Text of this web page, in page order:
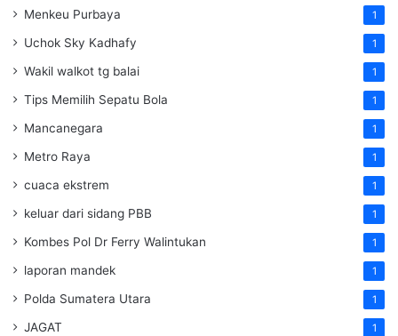
Menkeu Purbaya 1
Uchok Sky Kadhafy 1
Wakil walkot tg balai 1
Tips Memilih Sepatu Bola 1
Mancanegara 1
Metro Raya 1
cuaca ekstrem 1
keluar dari sidang PBB 1
Kombes Pol Dr Ferry Walintukan 1
laporan mandek 1
Polda Sumatera Utara 1
JAGAT 1